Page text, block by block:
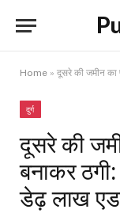
Home » दूसरे की जमीन का फर्जी
दुर्ग
दूसरे की
बनाकर
डेढ़ लाख